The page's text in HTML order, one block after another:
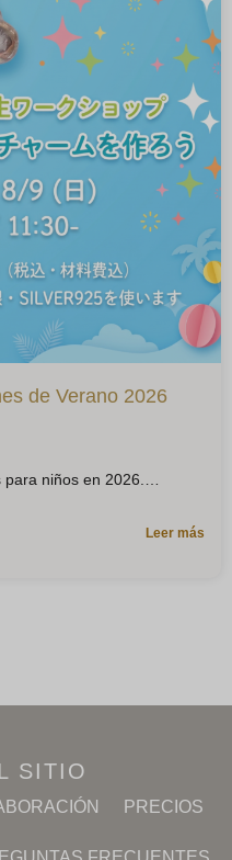
de Verano 2026
niños en 2026.
Leer más
SITIO
PRECIOS